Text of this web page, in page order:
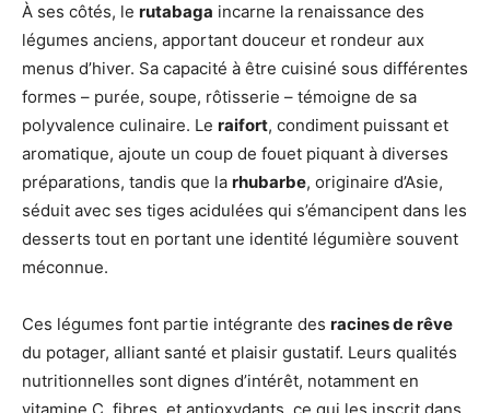
À ses côtés, le rutabaga incarne la renaissance des
légumes anciens, apportant douceur et rondeur aux
menus d’hiver. Sa capacité à être cuisiné sous différentes
formes – purée, soupe, rôtisserie – témoigne de sa
polyvalence culinaire. Le raifort, condiment puissant et
aromatique, ajoute un coup de fouet piquant à diverses
préparations, tandis que la rhubarbe, originaire d’Asie,
séduit avec ses tiges acidulées qui s’émancipent dans les
desserts tout en portant une identité légumière souvent
méconnue.
Ces légumes font partie intégrante des racines de rêve
du potager, alliant santé et plaisir gustatif. Leurs qualités
nutritionnelles sont dignes d’intérêt, notamment en